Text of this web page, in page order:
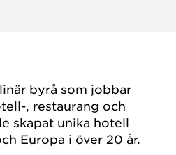
byrå som jobbar
, restaurang och
skapat unika hotell
Europa i över 20 år.